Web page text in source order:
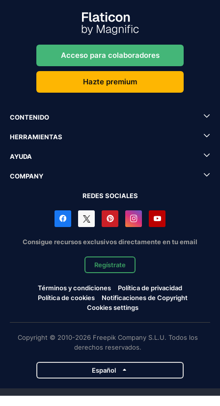
Acceso para colaboradores
Hazte premium
CONTENIDO
HERRAMIENTAS
AYUDA
COMPANY
REDES SOCIALES
Consigue recursos exclusivos directamente en tu email
Regístrate
Términos y condiciones
Política de privacidad
Política de cookies
Notificaciones de Copyright
Cookies settings
Copyright © 2010-2026 Freepik Company S.L.U. Todos los
derechos reservados.
Español